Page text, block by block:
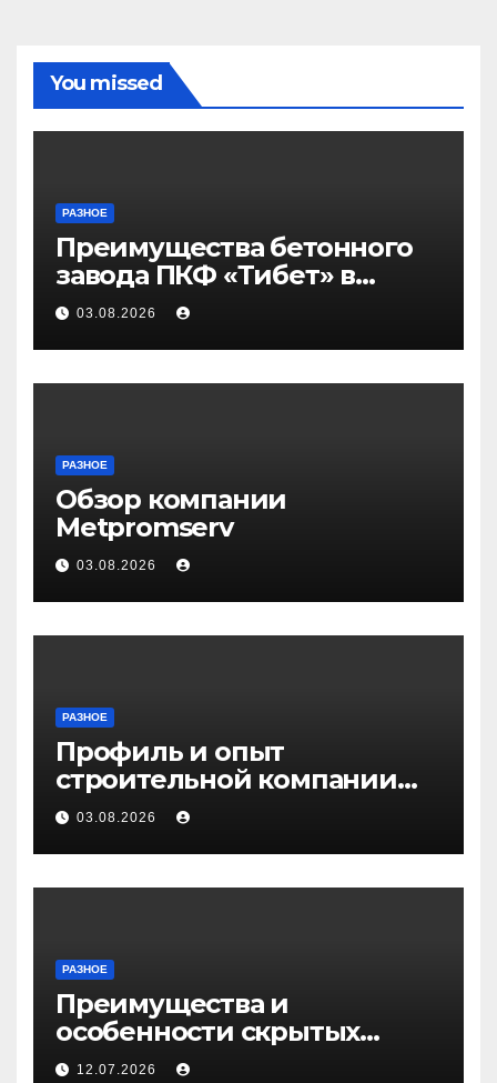
You missed
РАЗНОЕ
Преимущества бетонного
завода ПКФ «Тибет» в
Волгограде и Волжском
03.08.2026
РАЗНОЕ
Обзор компании
Metpromserv
03.08.2026
РАЗНОЕ
Профиль и опыт
строительной компании
Медичи
03.08.2026
РАЗНОЕ
Преимущества и
особенности скрытых
дверей
12.07.2026